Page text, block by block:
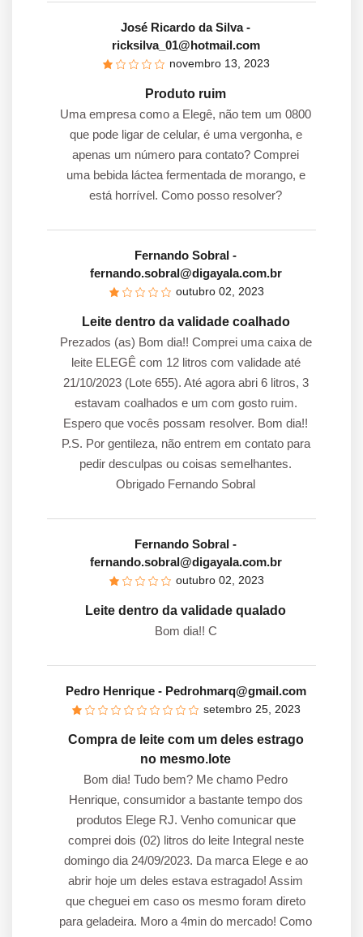
José Ricardo da Silva-
ricksilva_01@hotmail.com
novembro 13, 2023
Produto ruim
Uma empresa como a Elegê, não tem um 0800
que pode ligar de celular, é uma vergonha, e
apenas um número para contato? Comprei
uma bebida láctea fermentada de morango, e
está horrível. Como posso resolver?
Fernando Sobral -
fernando.sobral@digayala.com.br
outubro 02, 2023
Leite dentro da validade coalhado
Prezados (as) Bom dia!! Comprei uma caixa de
leite ELEGÊ com 12 litros com validade até
21/10/2023 (Lote 655). Até agora abri 6 litros, 3
estavam coalhados e um com gosto ruim.
Espero que vocês possam resolver. Bom dia!!
P.S. Por gentileza, não entrem em contato para
pedir desculpas ou coisas semelhantes.
Obrigado Fernando Sobral
Fernando Sobral -
fernando.sobral@digayala.com.br
outubro 02, 2023
Leite dentro da validade qualado
Bom dia!! C
Pedro Henrique - Pedrohmarq@gmail.com
setembro 25, 2023
Compra de leite com um deles estrago
no mesmo.lote
Bom dia! Tudo bem? Me chamo Pedro
Henrique, consumidor a bastante tempo dos
produtos Elege RJ. Venho comunicar que
comprei dois (02) litros do leite Integral neste
domingo dia 24/09/2023. Da marca Elege e ao
abrir hoje um deles estava estragado! Assim
que cheguei em caso os mesmo foram direto
para geladeira. Moro a 4min do mercado! Como